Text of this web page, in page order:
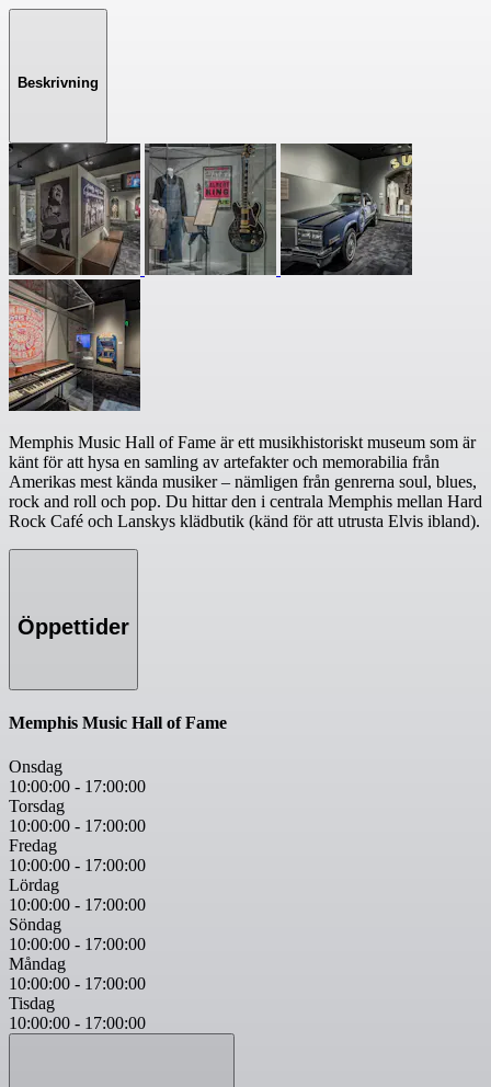
Beskrivning
Memphis Music Hall of Fame är ett musikhistoriskt museum som är
känt för att hysa en samling av artefakter och memorabilia från
Amerikas mest kända musiker – nämligen från genrerna soul, blues,
rock and roll och pop. Du hittar den i centrala Memphis mellan Hard
Rock Café och Lanskys klädbutik (känd för att utrusta Elvis ibland).
Öppettider
Memphis Music Hall of Fame
Onsdag
10:00:00 - 17:00:00
Torsdag
10:00:00 - 17:00:00
Fredag
10:00:00 - 17:00:00
Lördag
10:00:00 - 17:00:00
Söndag
10:00:00 - 17:00:00
Måndag
10:00:00 - 17:00:00
Tisdag
10:00:00 - 17:00:00